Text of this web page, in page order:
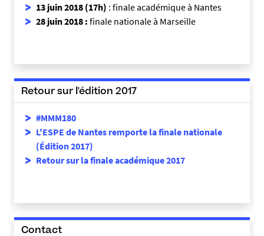
13 juin 2018 (17h) : finale académique à Nantes
28 juin 2018 : finale nationale à Marseille
Retour sur l'édition 2017
#MMM180
L'ESPE de Nantes remporte la finale nationale
(Édition 2017)
Retour sur la finale académique 2017
Contact